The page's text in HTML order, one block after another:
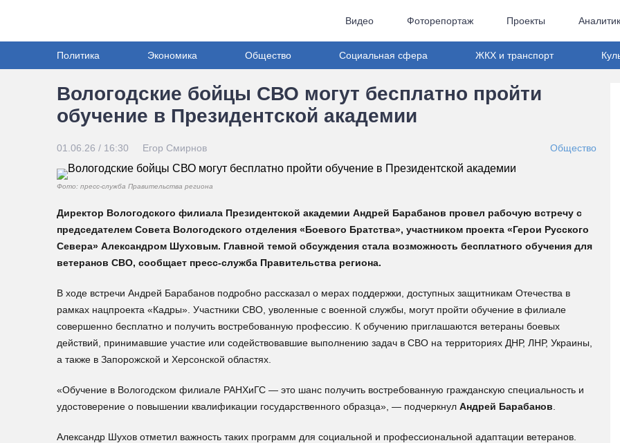
Видео Фоторепортаж Проекты
Политика Экономика Общество Социальная сфера ЖКХ и транспорт
Вологодские бойцы СВО могут бесплатно пройти
обучение в Президентской академии
01.06.26 / 16:30 Егор Смирнов Общество
Фото: пресс-служба Правительства региона
Директор Вологодского филиала Президентской академии Андрей Барабанов провел рабочую встречу с
председателем Совета Вологодского отделения «Боевого Братства», участником проекта «Герои Русского
Севера» Александром Шуховым. Главной темой обсуждения стала возможность бесплатного обучения для
ветеранов СВО, сообщает пресс-служба Правительства региона.
В ходе встречи Андрей Барабанов подробно рассказал о мерах поддержки, доступных защитникам Отечества в
рамках нацпроекта «Кадры». Участники СВО, уволенные с военной службы, могут пройти обучение в филиале
совершенно бесплатно и получить востребованную профессию. К обучению приглашаются ветераны боевых
действий, принимавшие участие или содействовавшие выполнению задач в СВО на территориях ДНР, ЛНР, Украины,
а также в Запорожской и Херсонской областях.
«Обучение в Вологодском филиале РАНХиГС — это шанс получить востребованную гражданскую специальность и
удостоверение о повышении квалификации государственного образца», — подчеркнул Андрей Барабанов
Александр Шухов отметил важность таких программ для социальной и профессиональной адаптации ветеранов.